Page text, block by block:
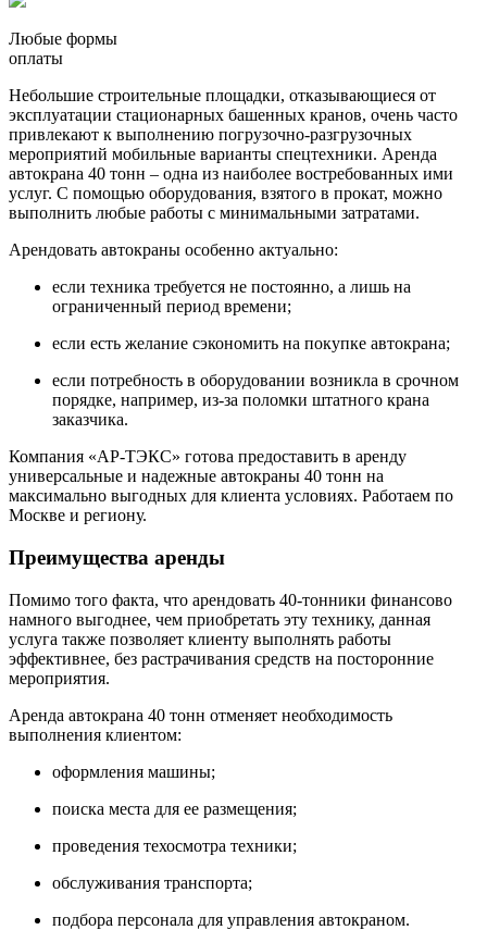
Любые формы
оплаты
Небольшие строительные площадки, отказывающиеся от
эксплуатации стационарных башенных кранов, очень часто
привлекают к выполнению погрузочно-разгрузочных
мероприятий мобильные варианты спецтехники. Аренда
автокрана 40 тонн – одна из наиболее востребованных ими
услуг. С помощью оборудования, взятого в прокат, можно
выполнить любые работы с минимальными затратами.
Арендовать автокраны особенно актуально:
если техника требуется не постоянно, а лишь на
ограниченный период времени;
если есть желание сэкономить на покупке автокрана;
если потребность в оборудовании возникла в срочном
порядке, например, из-за поломки штатного крана
заказчика.
Компания «АР-ТЭКС» готова предоставить в аренду
универсальные и надежные автокраны 40 тонн на
максимально выгодных для клиента условиях. Работаем по
Москве и региону.
Преимущества аренды
Помимо того факта, что арендовать 40-тонники финансово
намного выгоднее, чем приобретать эту технику, данная
услуга также позволяет клиенту выполнять работы
эффективнее, без растрачивания средств на посторонние
мероприятия.
Аренда автокрана 40 тонн отменяет необходимость
выполнения клиентом:
оформления машины;
поиска места для ее размещения;
проведения техосмотра техники;
обслуживания транспорта;
подбора персонала для управления автокраном.